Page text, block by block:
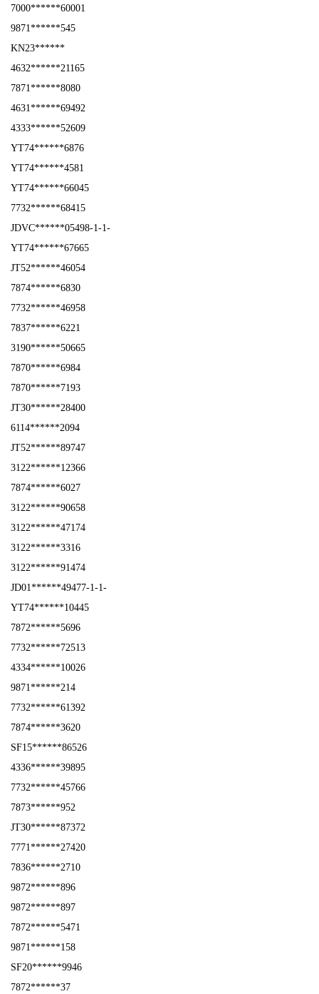
7000******60001
9871******545
KN23******
4632******21165
7871******8080
4631******69492
4333******52609
YT74******6876
YT74******4581
YT74******66045
7732******68415
JDVC******05498-1-1-
YT74******67665
JT52******46054
7874******6830
7732******46958
7837******6221
3190******50665
7870******6984
7870******7193
JT30******28400
6114******2094
JT52******89747
3122******12366
7874******6027
3122******90658
3122******47174
3122******3316
3122******91474
JD01******49477-1-1-
YT74******10445
7872******5696
7732******72513
4334******10026
9871******214
7732******61392
7874******3620
SF15******86526
4336******39895
7732******45766
7873******952
JT30******87372
7771******27420
7836******2710
9872******896
9872******897
7872******5471
9871******158
SF20******9946
7872******37